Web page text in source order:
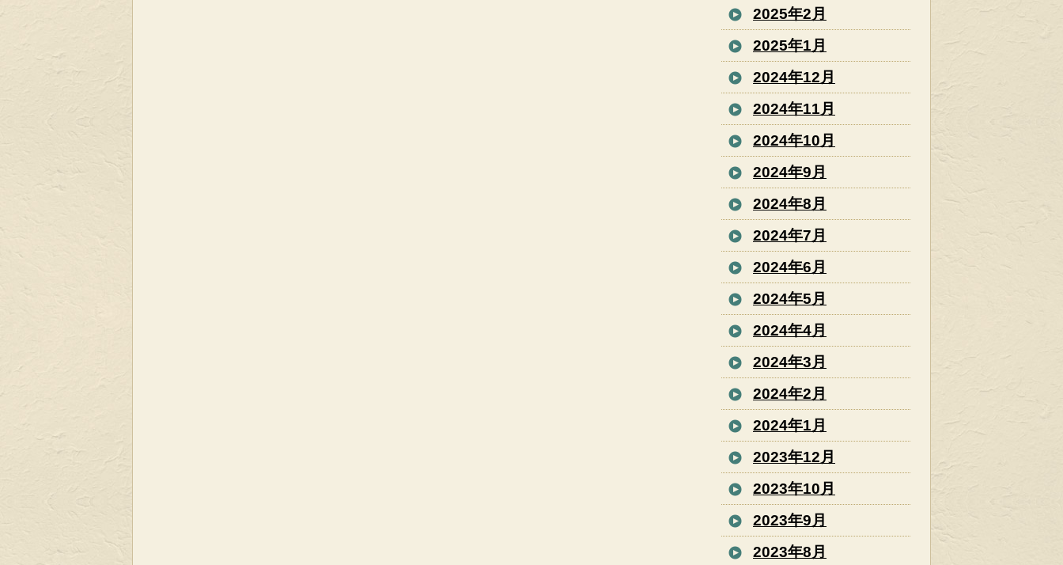
2025年2月
2025年1月
2024年12月
2024年11月
2024年10月
2024年9月
2024年8月
2024年7月
2024年6月
2024年5月
2024年4月
2024年3月
2024年2月
2024年1月
2023年12月
2023年10月
2023年9月
2023年8月